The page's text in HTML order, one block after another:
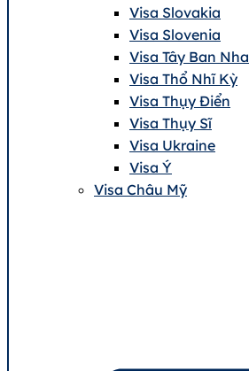
Visa Slovakia
Visa Slovenia
Visa Tây Ban Nha
Visa Thổ Nhĩ Kỳ
Visa Thụy Điển
Visa Thụy Sĩ
Visa Ukraine
Visa Ý
Visa Châu Mỹ